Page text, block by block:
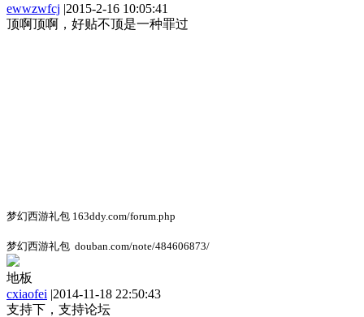
ewwzwfcj |2015-2-16 10:05:41
顶啊顶啊，好贴不顶是一种罪过
梦幻西游礼包 163ddy.com/forum.php
梦幻西游礼包 douban.com/note/484606873/
地板
cxiaofei |2014-11-18 22:50:43
支持下，支持论坛